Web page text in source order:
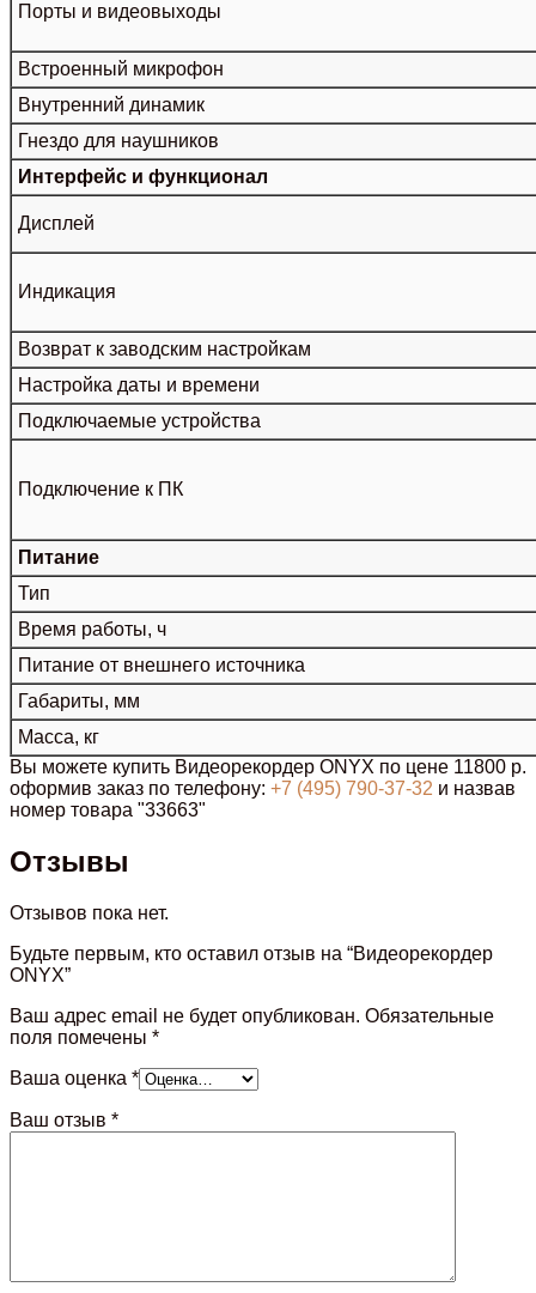
Порты и видеовыходы
Встроенный микрофон
Внутренний динамик
Гнездо для наушников
Интерфейс и функционал
Дисплей
Индикация
Возврат к заводским настройкам
Настройка даты и времени
Подключаемые устройства
Подключение к ПК
Питание
Тип
Время работы, ч
Питание от внешнего источника
Габариты, мм
Масса, кг
Вы можете купить Видеорекордер ONYX по цене 11800 р.
оформив заказ по телефону: +7 (495) 790-37-32 и назвав
номер товара "33663"
Отзывы
Отзывов пока нет.
Будьте первым, кто оставил отзыв на “Видеорекордер
ONYX”
Ваш адрес email не будет опубликован. Обязательные
поля помечены *
Ваша оценка *
Ваш отзыв *